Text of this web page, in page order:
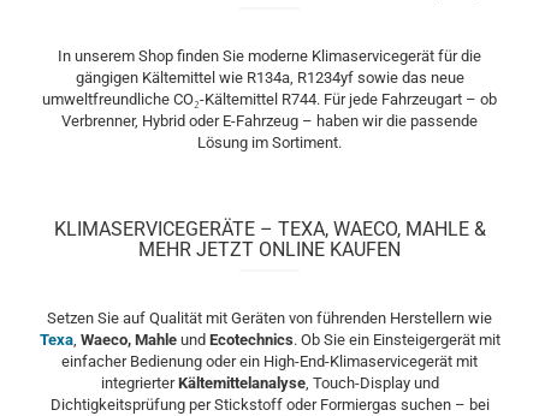
In unserem Shop finden Sie moderne Klimaservicegerät für die
gängigen Kältemittel wie R134a, R1234yf sowie das neue
umweltfreundliche CO₂-Kältemittel R744. Für jede Fahrzeugart – ob
Verbrenner, Hybrid oder E-Fahrzeug – haben wir die passende
Lösung im Sortiment.
KLIMASERVICEGERÄTE – TEXA, WAECO, MAHLE &
MEHR JETZT ONLINE KAUFEN
Setzen Sie auf Qualität mit Geräten von führenden Herstellern wie
Texa, Waeco, Mahle und Ecotechnics. Ob Sie ein Einsteigergerät mit
einfacher Bedienung oder ein High-End-Klimaservicegerät mit
integrierterKältemittelanalyse, Touch-Display und
Dichtigkeitsprüfung per Stickstoff oder Formiergas suchen – bei